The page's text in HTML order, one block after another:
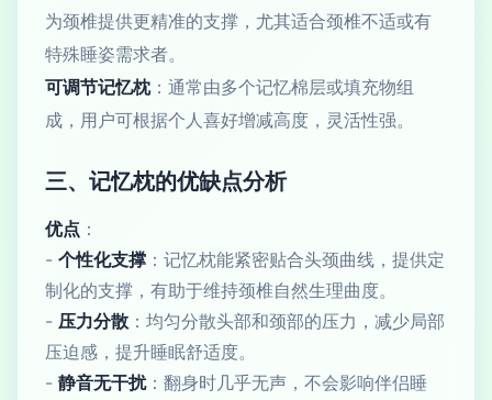
为颈椎提供更精准的支撑，尤其适合颈椎不适或有
特殊睡姿需求者。
可调节记忆枕：通常由多个记忆棉层或填充物组
成，用户可根据个人喜好增减高度，灵活性强。
三、记忆枕的优缺点分析
优点 ：
- 个性化支撑 ：记忆枕能紧密贴合头颈曲线，提供定
制化的支撑，有助于维持颈椎自然生理曲度。
- 压力分散 ：均匀分散头部和颈部的压力，减少局部
压迫感，提升睡眠舒适度。
- 静音无干扰：翻身时几乎无声，不会影响伴侣睡